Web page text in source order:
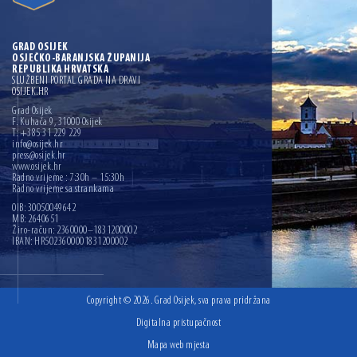
GRAD OSIJEK
OSJEČKO-BARANJSKA ŽUPANIJA
REPUBLIKA HRVATSKA
SLUŽBENI PORTAL GRADA NA DRAVI
OSIJEK.HR
Grad Osijek
F. Kuhača 9, 31000 Osijek
T: +385 31 229 229
info@osijek.hr
press@osijek.hr
www.osijek.hr
Radno vrijeme : 7:30h – 15:30h
Radno vrijeme sa strankama
OIB: 30050049642
MB: 2640651
Žiro-račun: 2360000–1831200002
IBAN: HR5023600001831200002
Copyright © 2026. Grad Osijek, sva prava pridržana
Digitalna pristupačnost
Mapa web mjesta